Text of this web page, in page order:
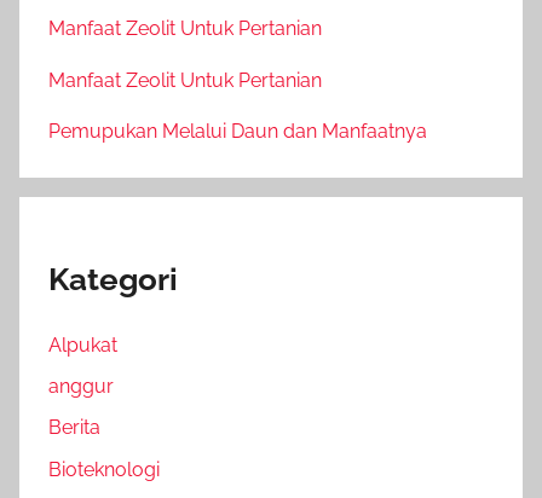
Manfaat Zeolit Untuk Pertanian
Manfaat Zeolit Untuk Pertanian
Pemupukan Melalui Daun dan Manfaatnya
Kategori
Alpukat
anggur
Berita
Bioteknologi